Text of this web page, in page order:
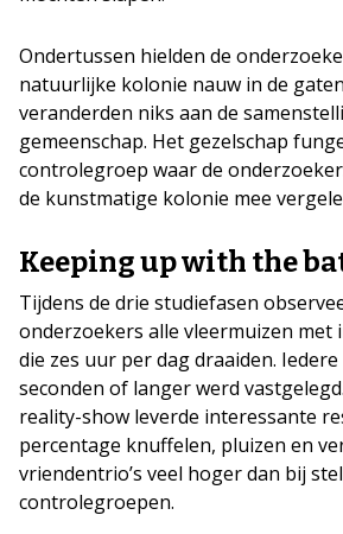
Ondertussen hielden de
natuurlijke kolonie nauw in de
veranderden niks aan de
gemeenschap. Het gezelschap
controlegroep waar de
de kunstmatige kolonie mee
Keeping up with the
Tijdens de drie studiefasen
onderzoekers alle vleermuizen met
die zes uur per dag draaiden.
seconden of langer werd
reality-show leverde interessante
percentage knuffelen, pluizen en
vriendentrio’s veel hoger dan bij
controlegroepen.